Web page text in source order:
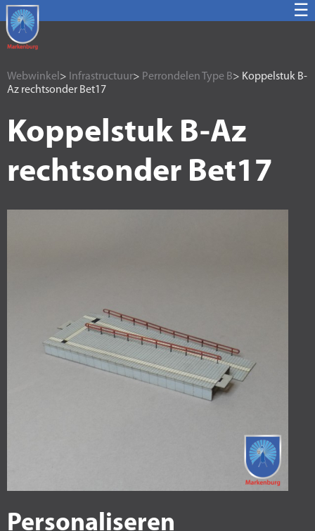
☰
Webwinkel > Infrastructuur> Perrondelen Type B> Koppelstuk B-
Az rechtsonder Bet17
Koppelstuk B-Az
rechtsonder Bet17
Personaliseren